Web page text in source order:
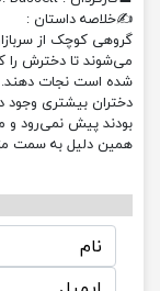
✍️خلاصه داستان :
گروهی کوچک از
می‌شوند تا دخترش را
شده است نجات دهند.
دختران بیشتری وجود
بودند پیش نمی‌رود و
همین دلیل به سمت